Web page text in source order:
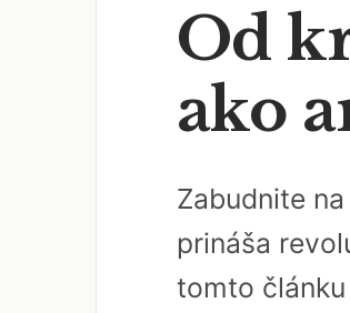
Od
ako
Zabudnite
prináša
tomto